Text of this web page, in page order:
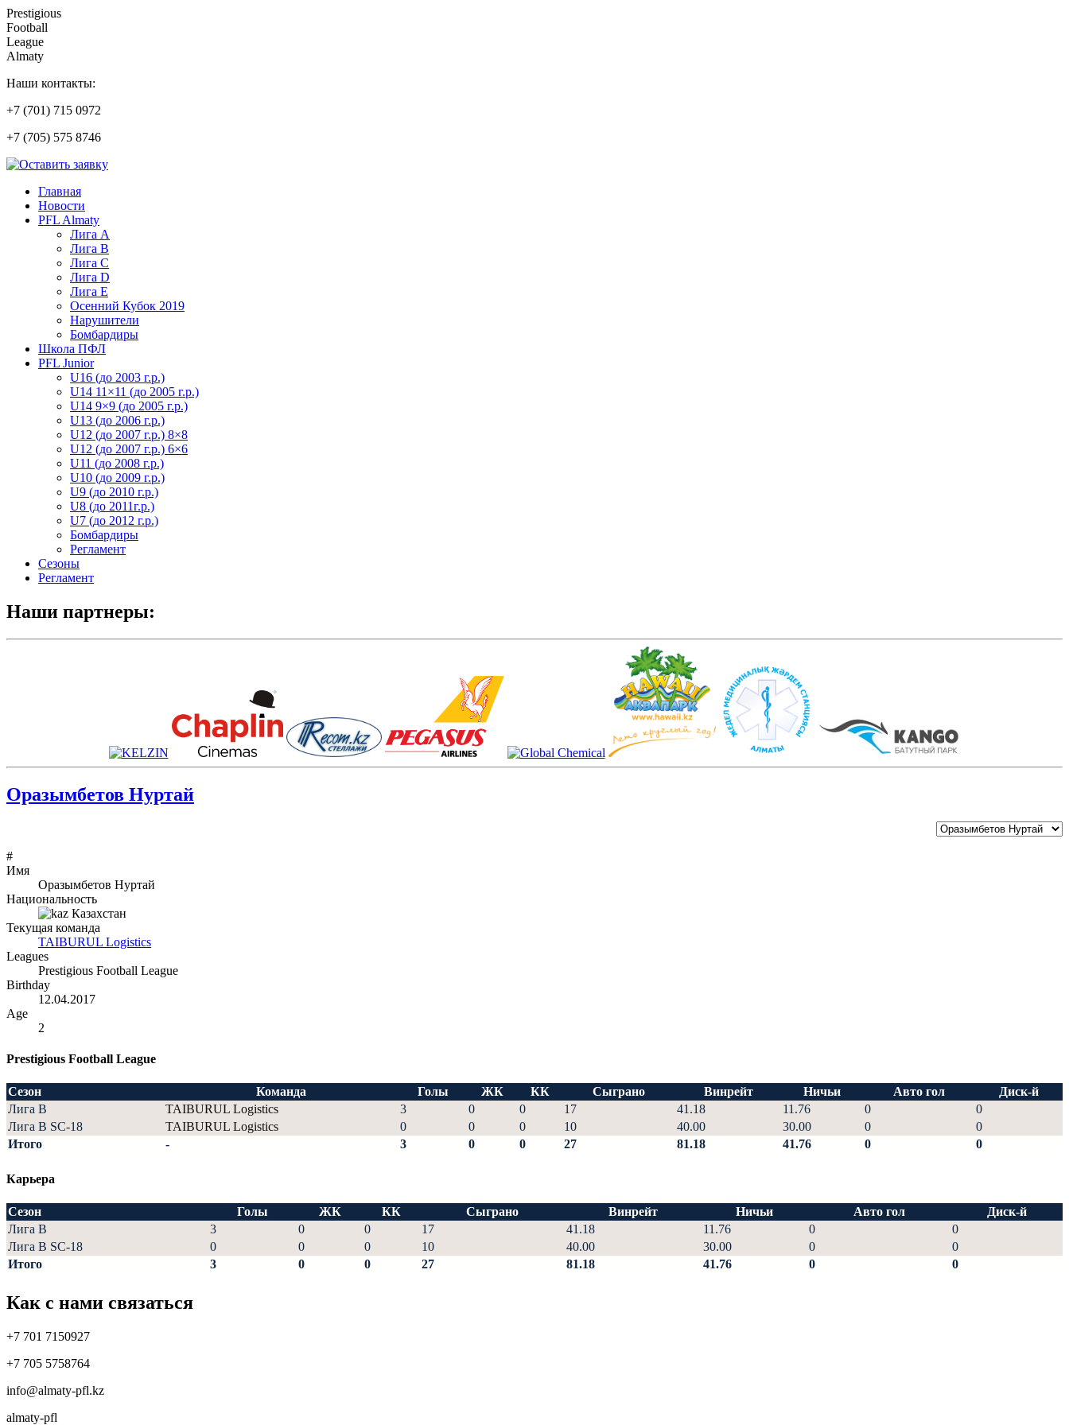
Prestigious
Football
League
Almaty
Наши контакты:
+7 (701) 715 0972
+7 (705) 575 8746
Главная
Новости
PFL Almaty
Лига A
Лига В
Лига С
Лига D
Лига Е
Осенний Кубок 2019
Нарушители
Бомбардиры
Школа ПФЛ
PFL Junior
U16 (до 2003 г.р.)
U14 11×11 (до 2005 г.р.)
U14 9×9 (до 2005 г.р.)
U13 (до 2006 г.р.)
U12 (до 2007 г.р.) 8×8
U12 (до 2007 г.р.) 6×6
U11 (до 2008 г.р.)
U10 (до 2009 г.р.)
U9 (до 2010 г.р.)
U8 (до 2011г.р.)
U7 (до 2012 г.р.)
Бомбардиры
Регламент
Сезоны
Регламент
Наши партнеры:
Оразымбетов Нуртай
#
Имя
Оразымбетов Нуртай
Национальность
Казахстан
Текущая команда
TAIBURUL Logistics
Leagues
Prestigious Football League
Birthday
12.04.2017
Age
2
Prestigious Football League
Сезон Команда Голы ЖК КК Сыграно Винрейт Ничьи Авто гол
Диск-й
Лига В
TAIBURUL Logistics 3 0 0 17 41.18 11.76 0
0
Лига В SC-18
TAIBURUL Logistics 0 0 0 10 40.00 30.00 0
0
Итого
- 3 0 0 27 81.18 41.76 0 0
Карьера
Сезон Голы ЖК КК Сыграно Винрейт Ничьи Авто гол
Диск-й
Лига В
3 0 0 17 41.18 11.76 0
0
Лига В SC-18
0 0 0 10 40.00 30.00 0
0
Итого
3 0 0 27 81.18 41.76 0 0
Как с нами связаться
+7 701 7150927
+7 705 5758764
info@almaty-pfl.kz
almaty-pfl